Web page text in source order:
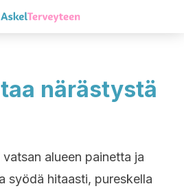
närästystä
alueen painetta ja
syödä hitaasti, pureskella